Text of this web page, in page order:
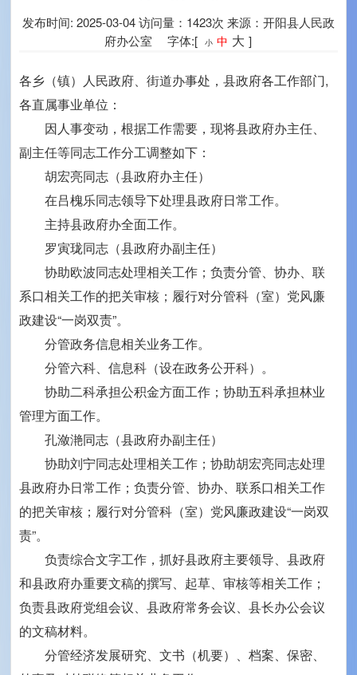
发布时间: 2025-03-04访问量：1423次 来源：开阳县人民政
府办公室 字体:[
小 中 大 ]
各乡（镇）人民政府、街道办事处，县政府各工作部门,
各直属事业单位：
因人事变动，根据工作需要，现将县政府办主任、
副主任等同志工作分工调整如下：
胡宏亮同志（县政府办主任）
在吕槐乐同志领导下处理县政府日常工作。
主持县政府办全面工作。
罗寅珑同志（县政府办副主任）
协助欧波同志处理相关工作；负责分管、协办、联
系口相关工作的把关审核；履行对分管科（室）党风廉
政建设“一岗双责”。
分管政务信息相关业务工作。
分管六科、信息科（设在政务公开科）。
协助二科承担公积金方面工作；协助五科承担林业
管理方面工作。
孔潋滟同志（县政府办副主任）
协助刘宁同志处理相关工作；协助胡宏亮同志处理
县政府办日常工作；负责分管、协办、联系口相关工作
的把关审核；履行对分管科（室）党风廉政建设“一岗双
责”。
负责综合文字工作，抓好县政府主要领导、县政府
和县政府办重要文稿的撰写、起草、审核等相关工作；
负责县政府党组会议、县政府常务会议、县长办公会议
的文稿材料。
分管经济发展研究、文书（机要）、档案、保密、